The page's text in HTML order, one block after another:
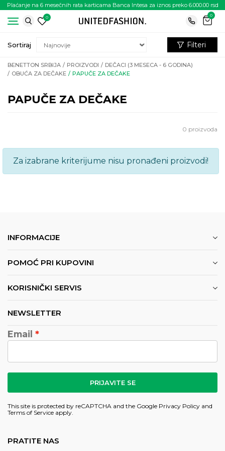
Plaćanje na 6 mesečnih rata karticama Banca Intesa za iznos preko 6.000.00 rsd
0
0
BENETTON SRBIJA PROIZVODI
DEČACI (3 MESECA - 6 GODINA)
OBUĆA ZA DEČAKE
PAPUČE ZA DEČAKE
PAPUČE ZA DEČAKE
Sortiraj Filteri
0 proizvoda
Za izabrane kriterijume nisu pronađeni proizvodi!
INFORMACIJE
POMOĆ PRI KUPOVINI
KORISNIČKI SERVIS
NEWSLETTER
Email
PRIJAVITE SE
This site is protected by reCAPTCHA and the Google Privacy Policy and
Terms of Service apply.
PRATITE NAS